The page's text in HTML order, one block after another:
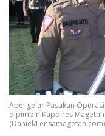
Apel gelar Pasukan
dipimpin Kapolres
(Daniel/Lensamagetan.com)